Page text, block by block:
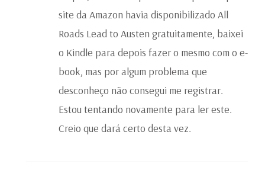
site da Amazon havia disponibilizado All
Roads Lead to Austen gratuitamente, baixei
o Kindle para depois fazer o mesmo com o e-
book, mas por algum problema que
desconheço não consegui me registrar.
Estou tentando novamente para ler este.
Creio que dará certo desta vez.